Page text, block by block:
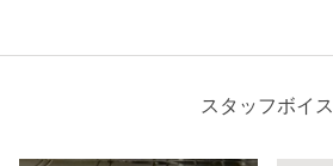
スタッフボイス